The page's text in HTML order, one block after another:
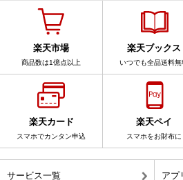
楽天市場
商品数は1億点以上
楽天ブックス
いつでも全品送料無
楽天カード
スマホでカンタン申込
楽天ペイ
スマホをお財布に
サービス一覧 アプ